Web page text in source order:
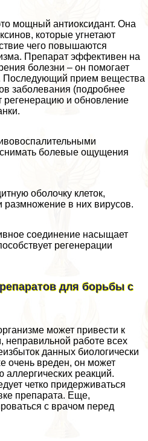
мощный антиоксидант. Она
которые угнетают
чего повышаются
Препарат эффективен на
болезни – он помогает
Последующий прием вещества
заболевания (подробнее
регенерацию и обновление
болевые ощущения
оболочку клеток,
в них вирусов.
соединение насыщает
регенерации
для борьбы с
может привести к
работе всех
данных биологически
очень вреден, он может
аллергических реакций.
четко придерживаться
препарата. Еще,
с врачом перед